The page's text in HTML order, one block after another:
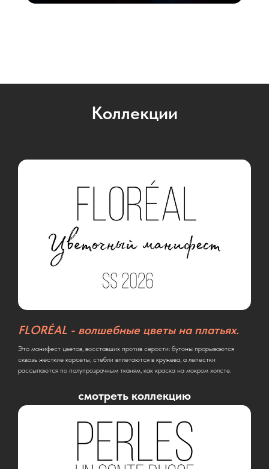
Коллекции
FLORÉAL - волшебные цветы на платьях.
Это манифест цветов, восставших против серости: бутоны прорываются
сквозь жесткие корсеты, стебли вплетаются в кружева, а лепестки
рассыпаются по полупрозрачным тканям, как краска на мокром холсте.
смотреть коллекцию